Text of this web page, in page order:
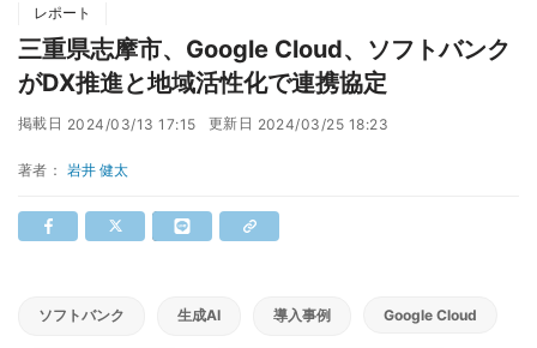
レポート
三重県志摩市、Google Cloud、ソフトバンク
がDX推進と地域活性化で連携協定
掲載日 2024/03/13 17:15 更新日 2024/03/25 18:23
著者： 岩井 健太
ソフトバンク 生成AI 導入事例 Google Cloud